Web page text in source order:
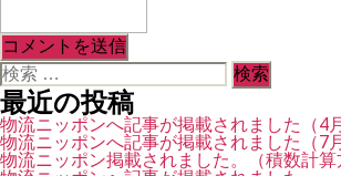
検
索
対
象:
最近の投稿
物流ニッポンへ記事が掲載されました（4
物流ニッポンへ記事が掲載されました（7
物流ニッポン掲載されました。（積数計算